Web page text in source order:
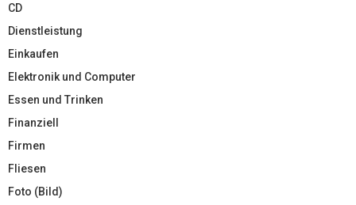
CD
Dienstleistung
Einkaufen
Elektronik und Computer
Essen und Trinken
Finanziell
Firmen
Fliesen
Foto (Bild)